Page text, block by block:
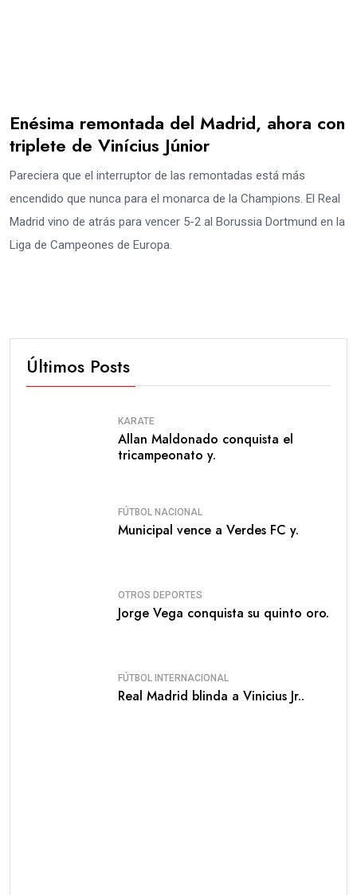
Enésima remontada del Madrid, ahora con
triplete de Vinícius Júnior
Pareciera que el interruptor de las remontadas está más
encendido que nunca para el monarca de la Champions. El Real
Madrid vino de atrás para vencer 5-2 al Borussia Dortmund en la
Liga de Campeones de Europa.
Últimos Posts
KARATE
Allan Maldonado conquista el
tricampeonato y.
FÚTBOL NACIONAL
Municipal vence a Verdes FC y.
OTROS DEPORTES
Jorge Vega conquista su quinto oro.
FÚTBOL INTERNACIONAL
Real Madrid blinda a Vinicius Jr..